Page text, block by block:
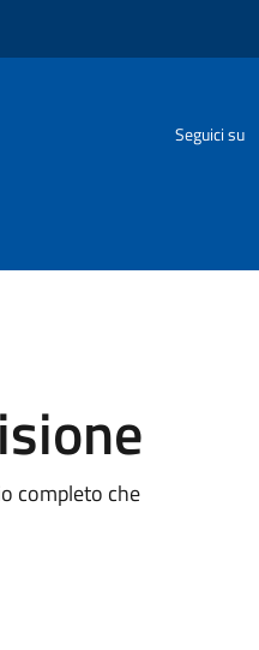
Seguici su
completo che